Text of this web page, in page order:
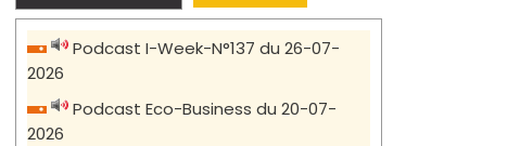
Podcast I-Week-N°137 du 26-07-
2026
Podcast Eco-Business du 20-07-
2026